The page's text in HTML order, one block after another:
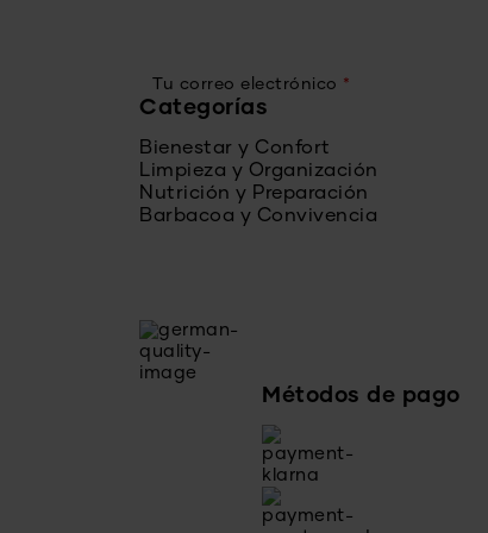
Tu correo electrónico *
Categorías
Bienestar y Confort
Limpieza y Organización
Nutrición y Preparación
Barbacoa y Convivencia
Métodos de pago